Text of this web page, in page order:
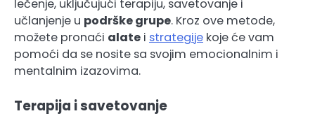
lečenje, uključujući terapiju, savetovanje i
učlanjenje u podrške grupe. Kroz ove metode,
možete pronaći alate i strategije koje će vam
pomoći da se nosite sa svojim emocionalnim i
mentalnim izazovima.
Terapija i savetovanje